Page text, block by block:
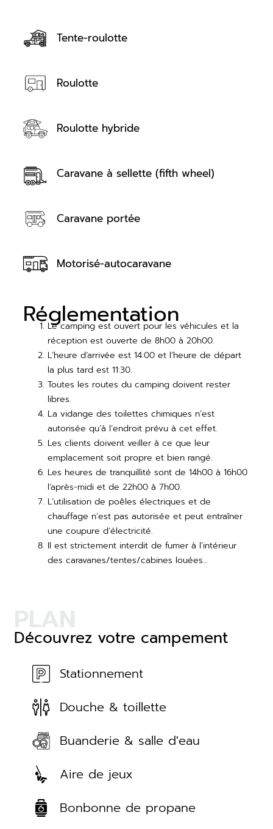
Tente-roulotte
Roulotte
Roulotte hybride
Caravane à sellette (fifth wheel)
Caravane portée
Motorisé-autocaravane
Réglementation
Le camping est ouvert pour les véhicules et la
réception est ouverte de 8h00 à 20h00.
L’heure d’arrivée est 14:00 et l’heure de départ
la plus tard est 11:30.
Toutes les routes du camping doivent rester
libres.
La vidange des toilettes chimiques n’est
autorisée qu’à l’endroit prévu à cet effet.
Les clients doivent veiller à ce que leur
emplacement soit propre et bien rangé.
Les heures de tranquillité sont de 14h00 à 16h00
l’après-midi et de 22h00 à 7h00.
L’utilisation de poêles électriques et de
chauffage n’est pas autorisée et peut entraîner
une coupure d’électricité.
Il est strictement interdit de fumer à l’intérieur
des caravanes/tentes/cabines louées…
PLAN
Découvrez votre campement
Stationnement
Douche & toillette
Buanderie & salle d'eau
Aire de jeux
Bonbonne de propane